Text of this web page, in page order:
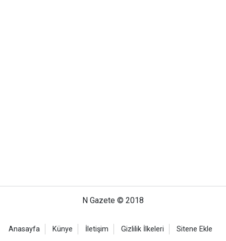
N Gazete © 2018
Anasayfa Künye İletişim Gizlilik İlkeleri Sitene Ekle